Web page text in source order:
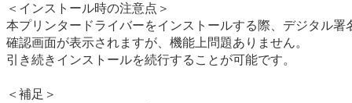
＜インストール時の注意点＞
本プリンタードライバーをインストールする際、デジタル署
確認画面が表示されますが、機能上問題ありません。
引き続きインストールを続行することが可能です。
＜補足＞